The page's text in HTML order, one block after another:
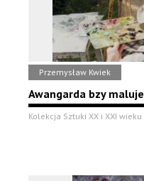
Przemysław Kwiek
Awangarda bzy maluje
Kolekcja Sztuki XX i XXI wieku